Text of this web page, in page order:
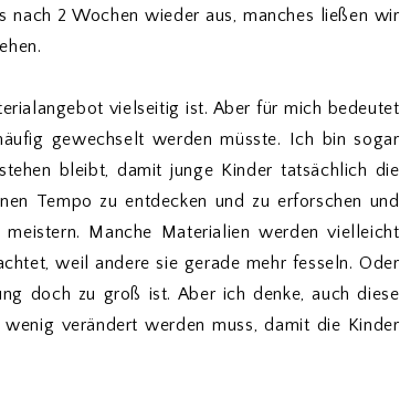
nach 2 Wochen wieder aus, manches ließen wir
vielseitig ist. Aber für mich bedeutet
gewechselt werden müsste. Ich bin sogar
bleibt, damit junge Kinder tatsächlich die
Tempo zu entdecken und zu erforschen und
Manche Materialien werden vielleicht
weil andere sie gerade mehr fesseln. Oder
doch zu groß ist. Aber ich denke, auch diese
verändert werden muss, damit die Kinder